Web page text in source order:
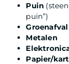
Puin
puin”)
Groenafval
Metalen
Papier/